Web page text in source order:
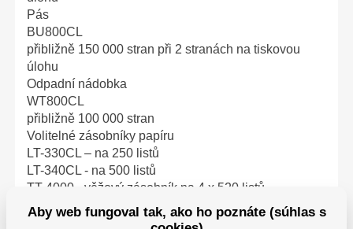
Pás
BU800CL
přibližně 150 000 stran při 2 stranách na tiskovou
úlohu
Odpadní nádobka
WT800CL
přibližně 100 000 stran
Volitelné zásobníky papíru
LT-330CL – na 250 listů
LT-340CL - na 500 listů
TT-4000 - věžový zásobník na 4 x 520 listů
TC-4100 – konektor věžového zásobníku
Maximální kombinace:
Aby web fungoval tak, ako ho poznáte (súhlas s